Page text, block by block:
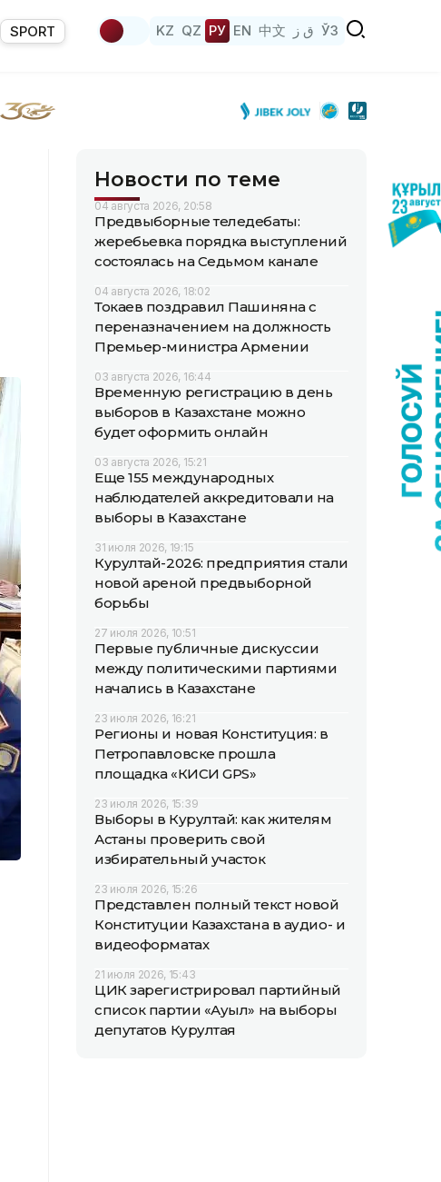
SPORT KZ QZ РУ EN 中文 ق ز ЎЗ
Новости по теме
04 августа 2026, 20:58
Предвыборные теледебаты:
жеребьевка порядка выступлений
состоялась на Седьмом канале
04 августа 2026, 18:02
Токаев поздравил Пашиняна с
переназначением на должность
Премьер-министра Армении
03 августа 2026, 16:44
Временную регистрацию в день
выборов в Казахстане можно
будет оформить онлайн
03 августа 2026, 15:21
Еще 155 международных
наблюдателей аккредитовали на
выборы в Казахстане
31 июля 2026, 19:15
Курултай-2026: предприятия стали
новой ареной предвыборной
борьбы
27 июля 2026, 10:51
Первые публичные дискуссии
между политическими партиями
начались в Казахстане
23 июля 2026, 16:21
Регионы и новая Конституция: в
Петропавловске прошла
площадка «КИСИ GPS»
23 июля 2026, 15:39
Выборы в Курултай: как жителям
Астаны проверить свой
избирательный участок
23 июля 2026, 15:26
Представлен полный текст новой
Конституции Казахстана в аудио- и
видеоформатах
21 июля 2026, 15:43
ЦИК зарегистрировал партийный
список партии «Ауыл» на выборы
депутатов Курултая